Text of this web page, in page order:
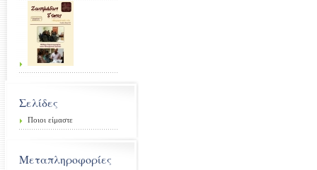
Σελίδες
Ποιοι είμαστε
Μεταπληροφορίες